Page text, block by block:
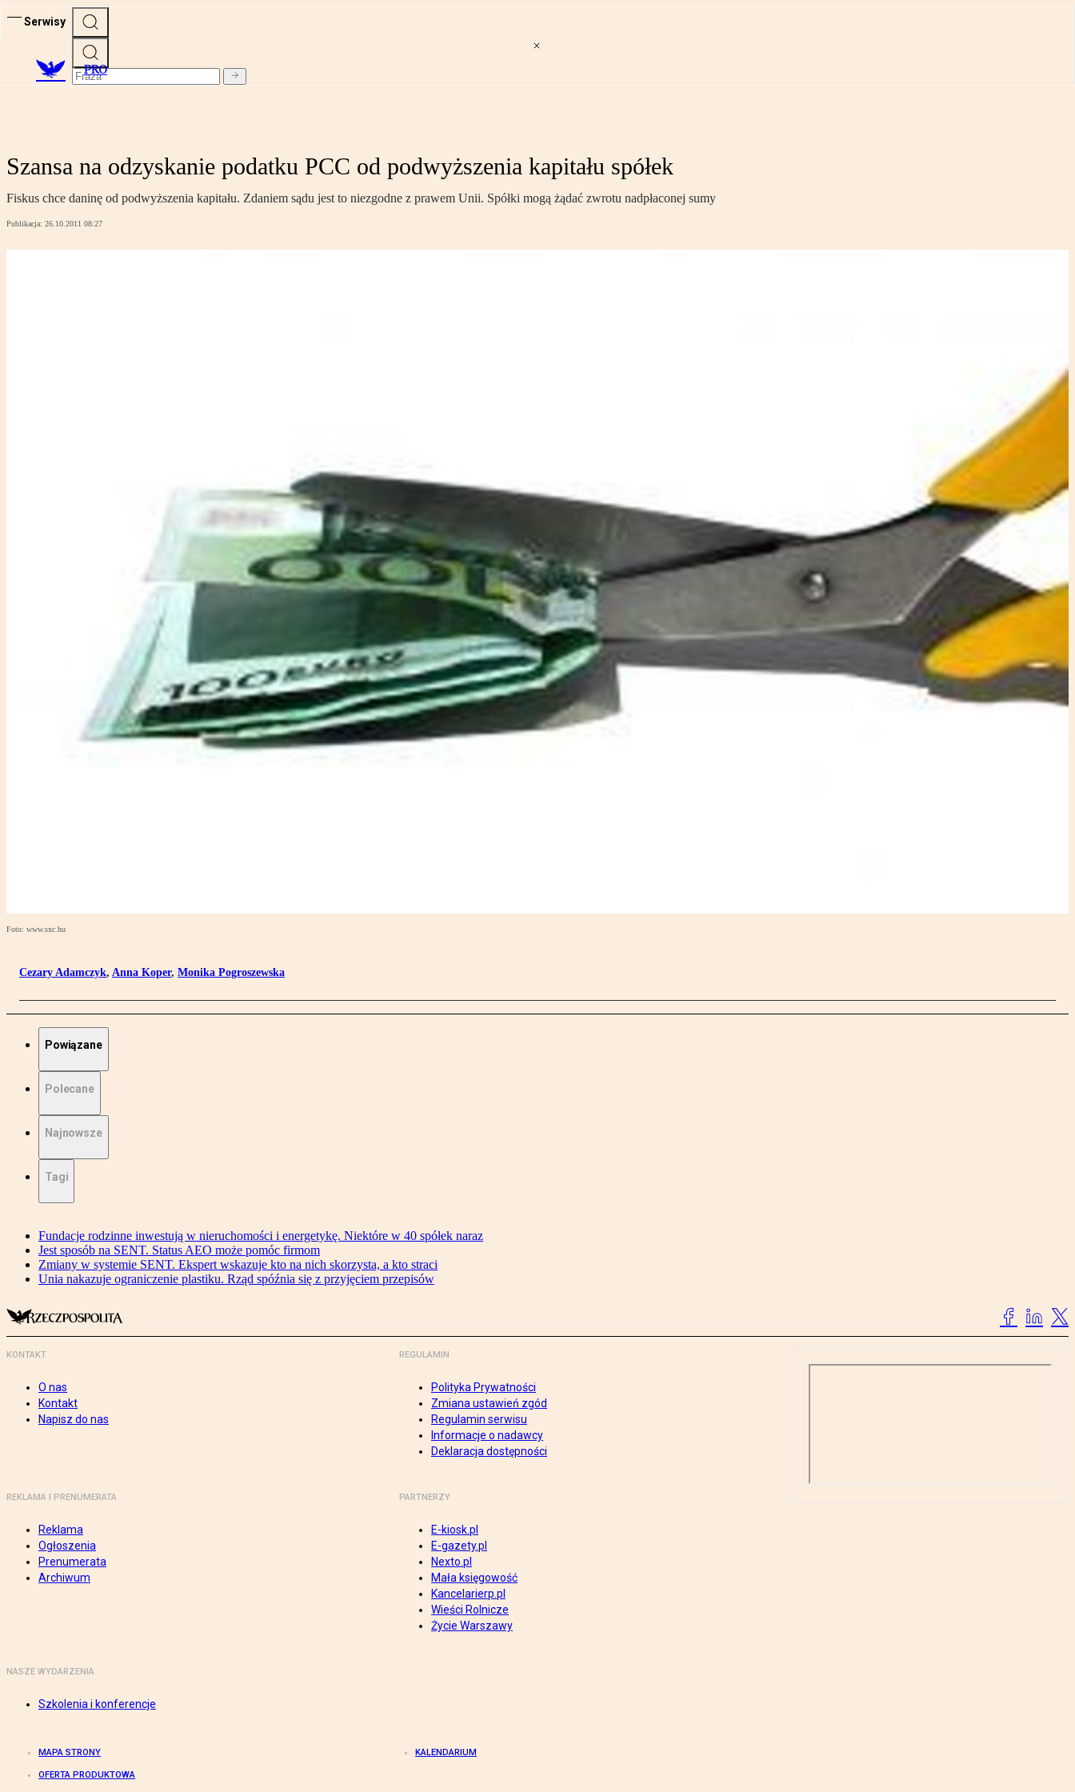
Serwisy
PRO
Szansa na odzyskanie podatku PCC od podwyższenia kapitału spółek
Fiskus chce daninę od podwyższenia kapitału. Zdaniem sądu jest to niezgodne z prawem Unii. Spółki mogą żądać zwrotu nadpłaconej sumy
Publikacja: 26.10.2011 08:27
Foto: www.sxc.hu
Cezary Adamczyk, Anna Koper, Monika Pogroszewska
Powiązane
Polecane
Najnowsze
Tagi
Fundacje rodzinne inwestują w nieruchomości i energetykę. Niektóre w 40 spółek naraz
Jest sposób na SENT. Status AEO może pomóc firmom
Zmiany w systemie SENT. Ekspert wskazuje kto na nich skorzysta, a kto straci
Unia nakazuje ograniczenie plastiku. Rząd spóźnia się z przyjęciem przepisów
KONTAKT
O nas
Kontakt
Napisz do nas
REGULAMIN
Polityka Prywatności
Zmiana ustawień zgód
Regulamin serwisu
Informacje o nadawcy
Deklaracja dostępności
REKLAMA I PRENUMERATA
Reklama
Ogłoszenia
Prenumerata
Archiwum
PARTNERZY
E-kiosk.pl
E-gazety.pl
Nexto.pl
Mała księgowość
Kancelarierp.pl
Wieści Rolnicze
Życie Warszawy
NASZE WYDARZENIA
Szkolenia i konferencje
MAPA STRONY KALENDARIUM
OFERTA PRODUKTOWA